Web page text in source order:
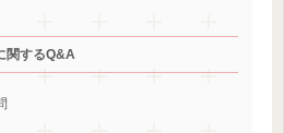
関するQ&A